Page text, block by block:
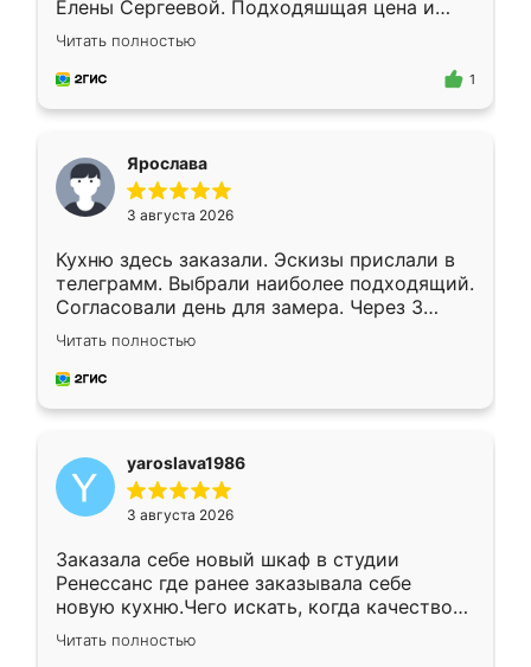
Елены Сергеевой. Подходяшщая цена и
короткие сроки изготовления. Приехавший
для замера сотрудник Владислав
предложил по моему эскизу самый
Читать полностью
1
Ярослава
3 августа 2026
Кухню здесь заказали. Эскизы прислали в
телеграмм. Выбрали наиболее подходящий.
Согласовали день для замера. Через 3
недели кухня была уже готова. Остались
довольны работой. Спасибо Ренессанс
мебель за качественную работу!
Читать полностью
yaroslava1986
3 августа 2026
Заказала себе новый шкаф в студии
Ренессанс где ранее заказывала себе
новую кухню.Чего искать, когда качеством
вполне довольна. Служит кухня уже почти
два года, нареканий нет.
Читать полностью